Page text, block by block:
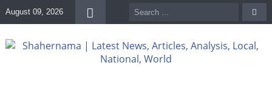
August 09, 2026